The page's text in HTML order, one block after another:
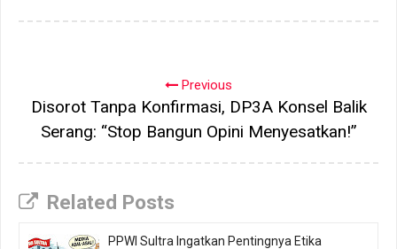
Previous
Disorot Tanpa Konfirmasi, DP3A Konsel Balik
Serang: “Stop Bangun Opini Menyesatkan!”
Related Posts
PPWI Sultra Ingatkan Pentingnya Etika